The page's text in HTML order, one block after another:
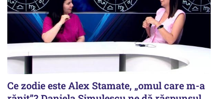
Ce zodie este Alex Stamate, „omul care m-a